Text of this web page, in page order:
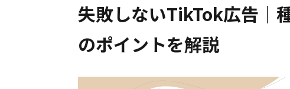
失敗しないTikTok広告｜
のポイントを解説